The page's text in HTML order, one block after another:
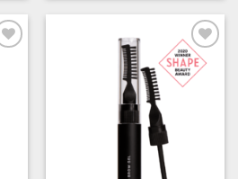
Προσθήκη
στα
Αγαπημένα